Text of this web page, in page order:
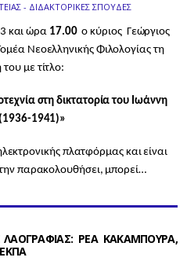
- ΔΙΔΑΚΤΟΡΙΚΕΣ ΣΠΟΥΔΕΣ
και ώρα 17.00ο κύριος Γεώργιος
Νεοελληνικής Φιλολογίας τη
του με τίτλο:
στη δικτατορία του Ιωάννη
1941)»
πλατφόρμας και είναι
παρακολουθήσει, μπορεί…
ΛΑΟΓΡΑΦΙΑΣ: ΡΕΑ ΚΑΚΑΜΠΟΥΡΑ,